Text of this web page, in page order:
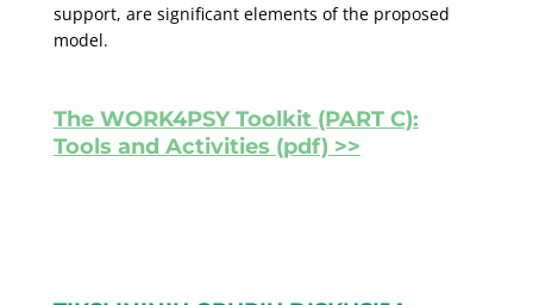
support, are significant elements of the proposed
model.
The WORK4PSY Toolkit (PART C):
Tools and Activities (pdf) >>